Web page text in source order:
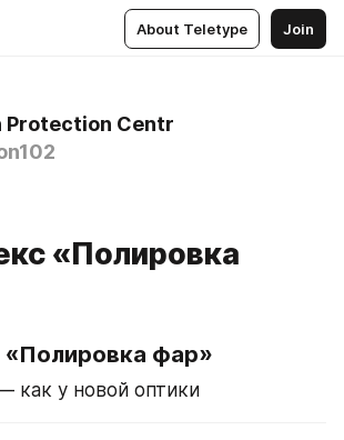
About Teletype Join
Protection Centr
«Полировка
«Полировка фар»
как у новой оптики